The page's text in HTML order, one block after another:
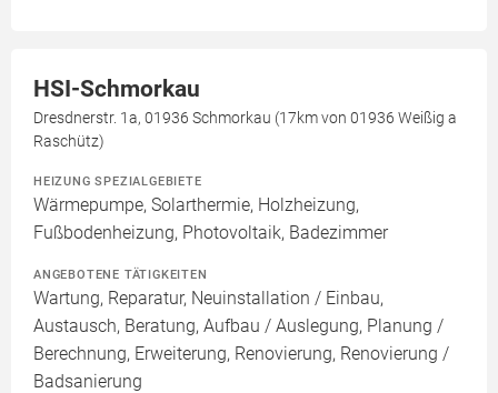
HSI-Schmorkau
Dresdnerstr. 1a, 01936 Schmorkau (17km von 01936 Weißig a
Raschütz)
HEIZUNG SPEZIALGEBIETE
Wärmepumpe, Solarthermie, Holzheizung,
Fußbodenheizung, Photovoltaik, Badezimmer
ANGEBOTENE TÄTIGKEITEN
Wartung, Reparatur, Neuinstallation / Einbau,
Austausch, Beratung, Aufbau / Auslegung, Planung /
Berechnung, Erweiterung, Renovierung, Renovierung /
Badsanierung